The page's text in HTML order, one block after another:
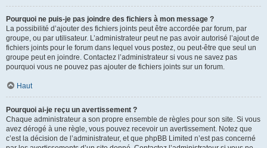
Pourquoi ne puis-je pas joindre des fichiers à mon message ?
La possibilité d’ajouter des fichiers joints peut être accordée par forum, par
groupe, ou par utilisateur. L’administrateur peut ne pas avoir autorisé l’ajout de
fichiers joints pour le forum dans lequel vous postez, ou peut-être que seul un
groupe peut en joindre. Contactez l’administrateur si vous ne savez pas
pourquoi vous ne pouvez pas ajouter de fichiers joints sur un forum.
Haut
Pourquoi ai-je reçu un avertissement ?
Chaque administrateur a son propre ensemble de règles pour son site. Si vous
avez dérogé à une règle, vous pouvez recevoir un avertissement. Notez que
c’est la décision de l’administrateur, et que phpBB Limited n’est pas concerné